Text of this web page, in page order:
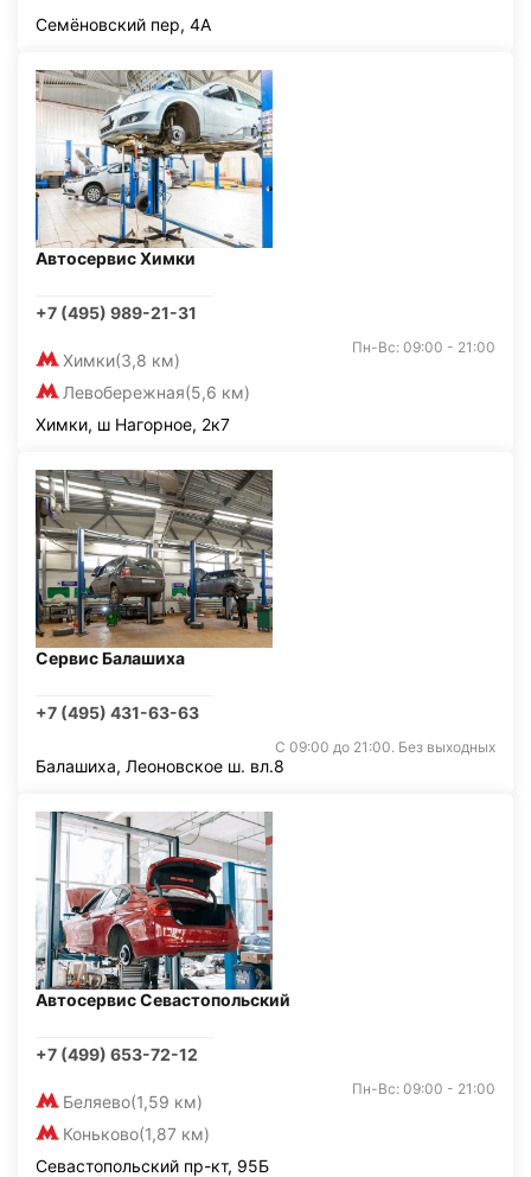
Семёновский пер, 4А
Автосервис Химки
+7 (495) 989-21-31
Химки(3,8 км)
Левобережная(5,6 км)
Пн-Вс: 09:00 - 21:00
Химки, ш Нагорное, 2к7
Сервис Балашиха
+7 (495) 431-63-63
С 09:00 до 21:00. Без выходных
Балашиха, Леоновское ш. вл.8
Автосервис Севастопольский
+7 (499) 653-72-12
Беляево(1,59 км)
Коньково(1,87 км)
Пн-Вс: 09:00 - 21:00
Севастопольский пр-кт, 95Б